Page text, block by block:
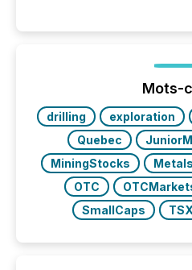
function (McKinsey, 2025)
companies are usingMots-
drilling exploration
Quebec
MiningStocks
Metals
OTC
SmallCaps